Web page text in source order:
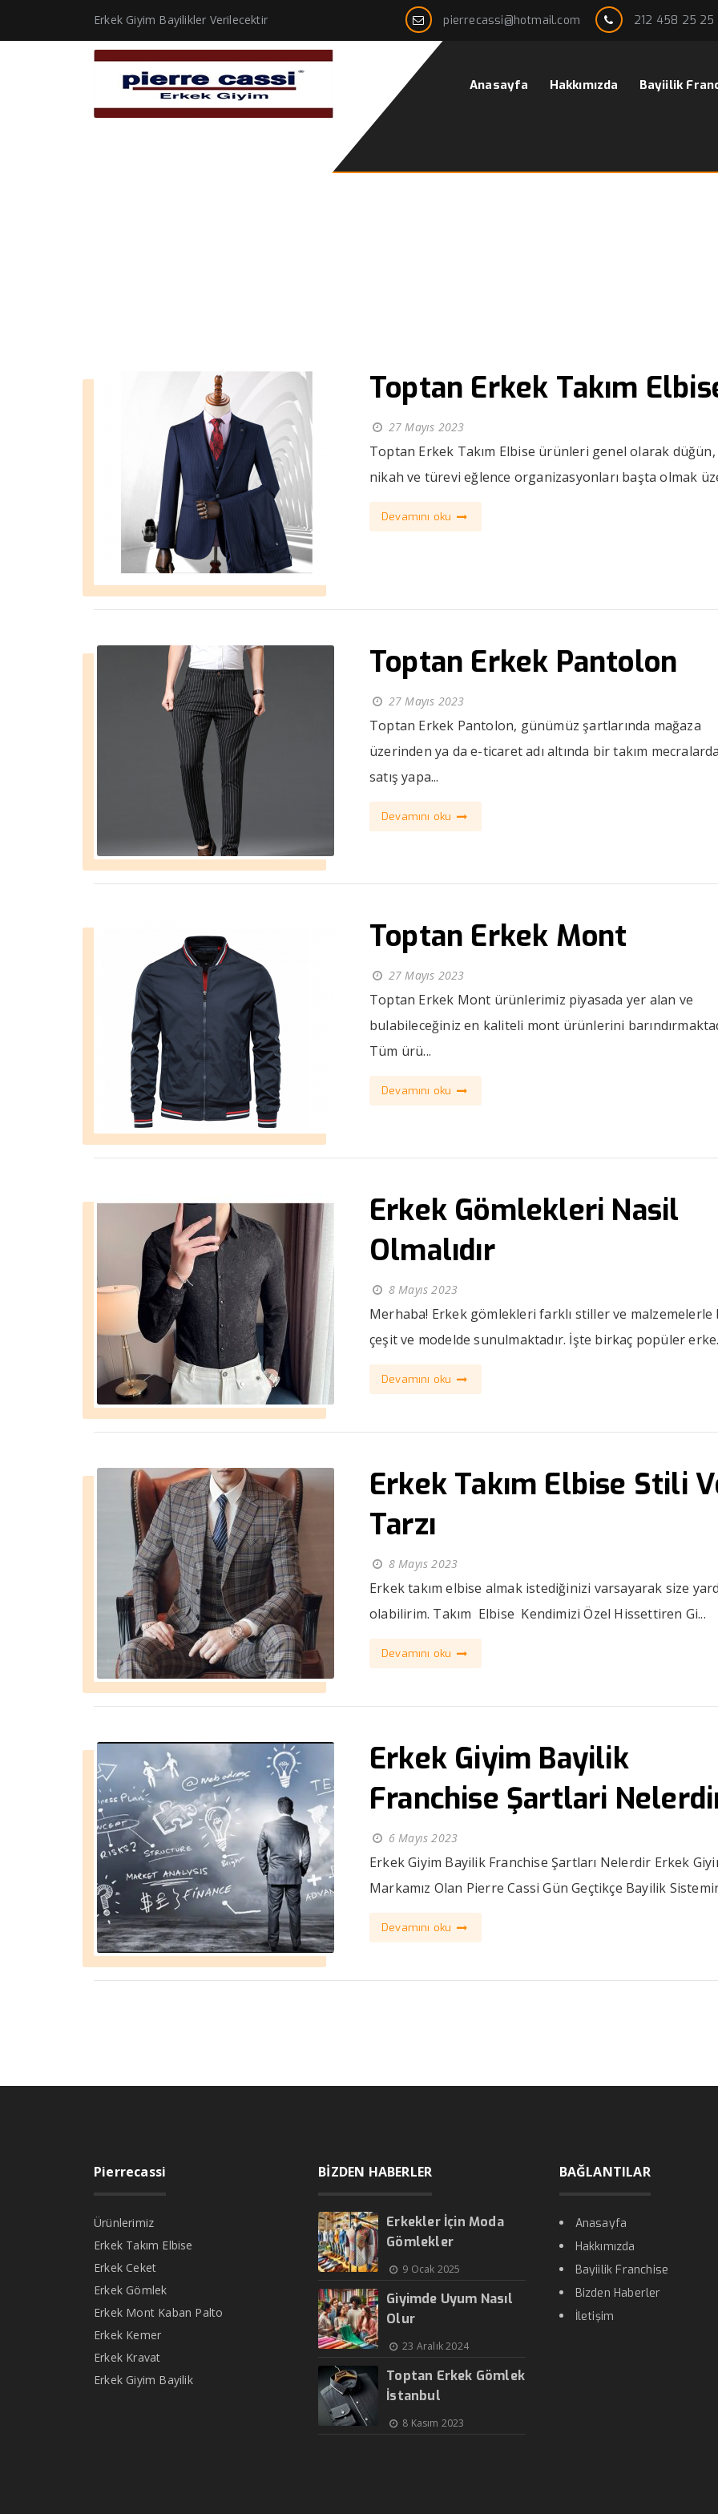
Erkek Giyim Bayilikler Verilecektir pierrecassi@hotmail.com 212 458 25 25
Anasayfa Hakkımızda Bayiilik
Toptan Erkek Takım
27 Mayıs 2023
Toptan Erkek Takım Elbise ürünleri genel olarak düğün,
nikah ve türevi eğlence organizasyonları başta olmak
Devamını oku
Toptan Erkek Pantolon
27 Mayıs 2023
Toptan Erkek Pantolon, günümüz şartlarında mağaza
üzerinden ya da e-ticaret adı altında bir takım
satış yapa...
Devamını oku
Toptan Erkek Mont
27 Mayıs 2023
Toptan Erkek Mont ürünlerimiz piyasada yer alan ve
bulabileceğiniz en kaliteli mont ürünlerini
Tüm ürü...
Devamını oku
Erkek Gömlekleri Nasil
Olmalıdır
8 Mayıs 2023
Merhaba! Erkek gömlekleri farklı stiller ve malzemelerle
çeşit ve modelde sunulmaktadır. İşte birkaç popüler
Devamını oku
Erkek Takım Elbise Stili
Tarzı
8 Mayıs 2023
Erkek takım elbise almak istediğinizi varsayarak size
olabilirim. Takım Elbise Kendimizi Özel Hissettiren Gi...
Devamını oku
Erkek Giyim Bayilik
Franchise Şartlari
6 Mayıs 2023
Erkek Giyim Bayilik Franchise Şartları Nelerdir Erkek
Markamız Olan Pierre Cassi Gün Geçtikçe Bayilik
Devamını oku
Pierrecassi
Ürünlerimiz
Erkek Takım Elbise
Erkek Ceket
Erkek Gömlek
Erkek Mont Kaban Palto
Erkek Kemer
Erkek Kravat
Erkek Giyim Bayilik
BİZDEN HABERLER
Erkekler İçin Moda
Gömlekler
9 Ocak 2025
Giyimde Uyum Nasıl
Olur
23 Aralık 2024
Toptan Erkek Gömlek
İstanbul
8 Kasım 2023
BAĞLANTILAR
Anasayfa
Hakkımızda
Bayiilik Franchise
Bizden Haberler
İletişim